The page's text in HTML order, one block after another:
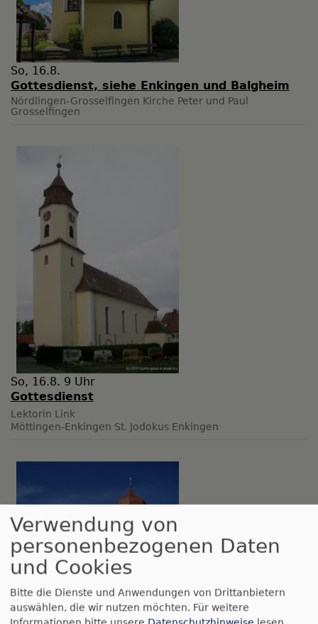
So, 16.8.
Gottesdienst, siehe Enkingen und Balgheim
Nördlingen-Grosselfingen Kirche Peter und Paul
Grosselfingen
So, 16.8. 9 Uhr
Gottesdienst
Lektorin Link
Möttingen-Enkingen St. Jodokus Enkingen
Verwendung von
personenbezogenen Daten
und Cookies
Bitte die Dienste und Anwendungen von Drittanbietern
auswählen, die wir nutzen möchten. Für weitere